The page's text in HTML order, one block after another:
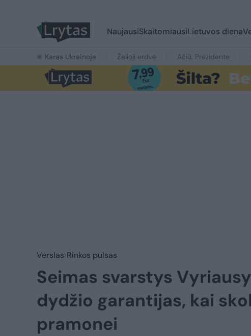
NaujausiSkaitomiausiLietuvos diena
Karas Ukrainoje Žalioji erdvė Ačiū, Prezidente
Verslas Rinkos pulsas
Seimas svarstys
dydžio garantijas, kai
pramonei